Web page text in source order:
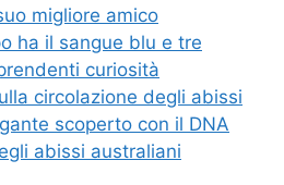
migliore amico
ha il sangue blu e tre
curiosità
circolazione degli abissi
scoperto con il DNA
abissi australiani